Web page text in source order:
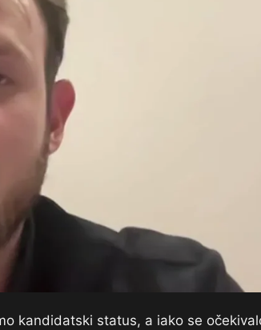
kandidatski status, a iako se